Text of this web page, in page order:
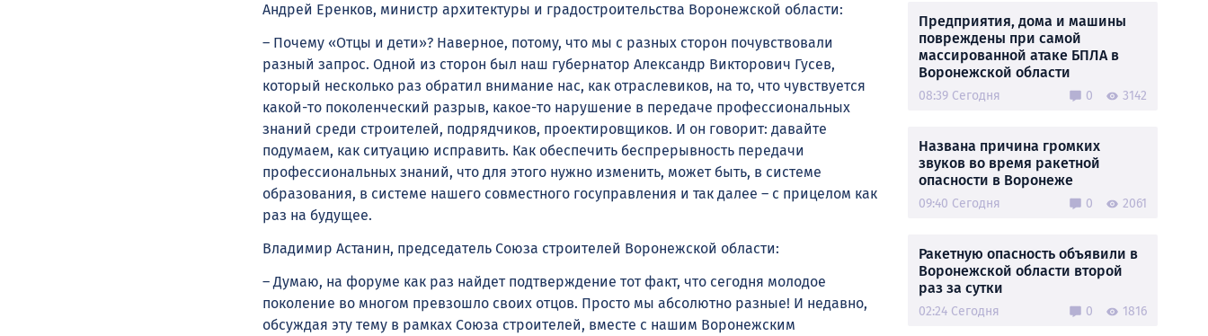
Андрей Еренков, министр архитектуры и градостроительства Воронежской области:
– Почему «Отцы и дети»? Наверное, потому, что мы с разных сторон почувствовали
разный запрос. Одной из сторон был наш губернатор Александр Викторович Гусев,
который несколько раз обратил внимание нас, как отраслевиков, на то, что чувствуется
какой-то поколенческий разрыв, какое-то нарушение в передаче профессиональных
знаний среди строителей, подрядчиков, проектировщиков. И он говорит: давайте
подумаем, как ситуацию исправить. Как обеспечить беспрерывность передачи
профессиональных знаний, что для этого нужно изменить, может быть, в системе
образования, в системе нашего совместного госуправления и так далее – с прицелом как
раз на будущее.
Владимир Астанин, председатель Союза строителей Воронежской области:
– Думаю, на форуме как раз найдет подтверждение тот факт, что сегодня молодое
поколение во многом превзошло своих отцов. Просто мы абсолютно разные! И недавно,
обсуждая эту тему в рамках Союза строителей, вместе с нашим Воронежским
Предприятия, дома и машины
повреждены при самой
массированной атаке БПЛА в
Воронежской области
08:39 Сегодня 0 3142
Названа причина громких
звуков во время ракетной
опасности в Воронеже
09:40 Сегодня 0 2061
Ракетную опасность объявили в
Воронежской области второй
раз за сутки
02:24 Сегодня 0 1816